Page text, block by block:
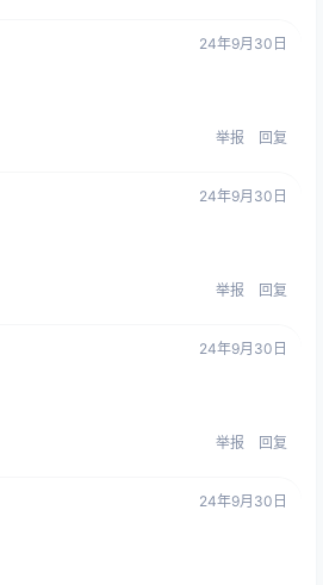
24年9月30日
举报 回复
24年9月30日
举报 回复
24年9月30日
举报 回复
24年9月30日